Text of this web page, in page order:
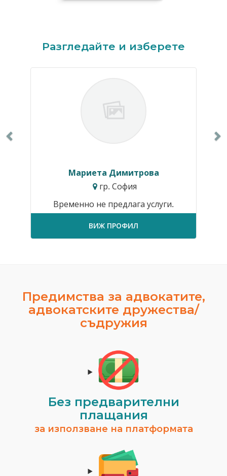
Разгледайте и изберете
Мариета Димитрова
гр. София
Временно не предлага услуги.
ВИЖ ПРОФИЛ
Предимства за адвокатите,
адвокатските дружества/
съдружия
Без предварителни
плащания
за използване на платформата